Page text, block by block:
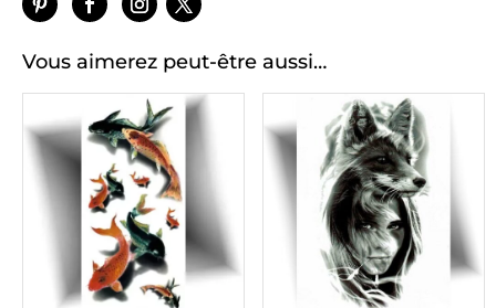
Vous aimerez peut-être aussi…